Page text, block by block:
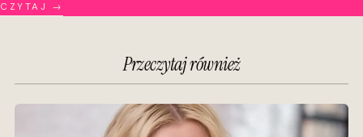
CZYTAJ →
Przeczytaj również